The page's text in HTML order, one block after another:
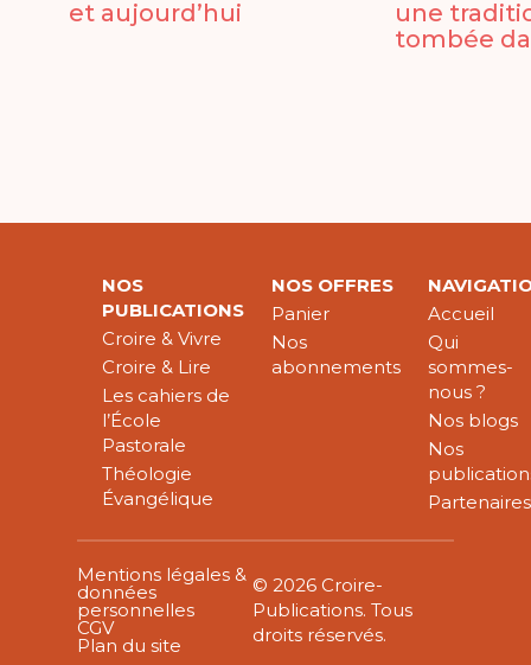
et aujourd’hui
une
tombée
NOS
PUBLICATIONS
Croire & Vivre
Croire & Lire
Les cahiers de
l’École
Pastorale
Théologie
Évangélique
NOS OFFRES
Panier
Nos
abonnements
Accueil
Qui
sommes-
nous ?
Nos blogs
Nos
Partenaires
Mentions légales &
données
personnelles
CGV
Plan du site
© 2026 Croire-
Publications. Tous
droits réservés.